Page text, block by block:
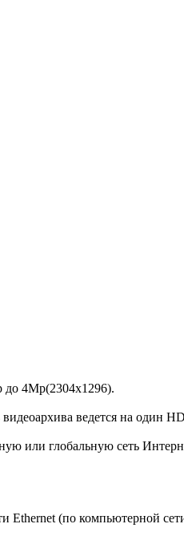
до 4Мp(2304x1296).
ведется на один
или глобальную сеть
Ethernet (по компьютерной